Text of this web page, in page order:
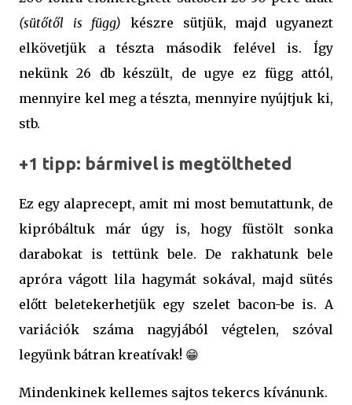
(sütőtől is függ) készre sütjük, majd ugyanezt
elkövetjük a tészta második felével is. Így
nekünk 26 db készült, de ugye ez függ attól,
mennyire kel meg a tészta, mennyire nyújtjuk ki,
stb.
+1 tipp: bármivel is megtöltheted
Ez egy alaprecept, amit mi most bemutattunk, de
kipróbáltuk már úgy is, hogy füstölt sonka
darabokat is tettünk bele. De rakhatunk bele
apróra vágott lila hagymát sokával, majd sütés
előtt beletekerhetjük egy szelet bacon-be is. A
variációk száma nagyjából végtelen, szóval
legyünk bátran kreatívak! 😁
Mindenkinek kellemes sajtos tekercs kívánunk.